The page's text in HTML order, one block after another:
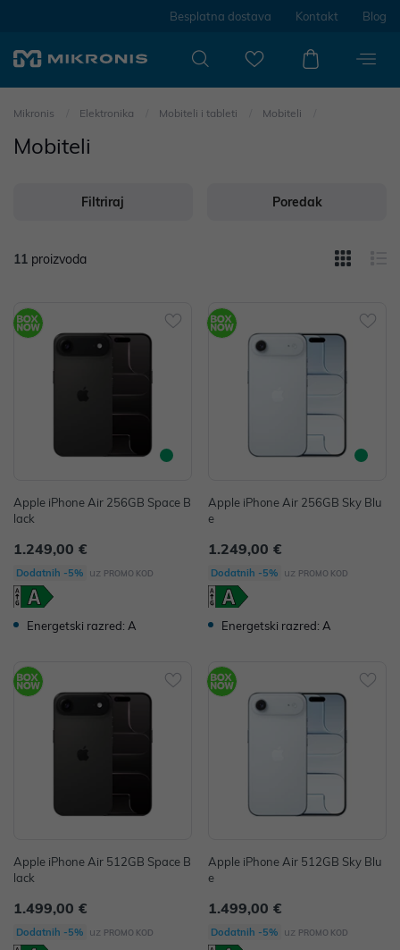
Besplatna dostava Kontakt Blog
Mikronis Elektronika Mobiteli i tableti Mobiteli
Mobiteli
Filtriraj Poredak
11 proizvoda
Apple iPhone Air 256GB Space B
lack
1.249,00 €
Dodatnih -5% uz PROMO KOD
Energetski razred: A
Apple iPhone Air 256GB Sky Blu
e
1.249,00 €
Dodatnih -5% uz PROMO KOD
Energetski razred: A
Apple iPhone Air 512GB Space B
lack
1.499,00 €
Dodatnih -5% uz PROMO KOD
Apple iPhone Air 512GB Sky Blu
e
1.499,00 €
Dodatnih -5% uz PROMO KOD